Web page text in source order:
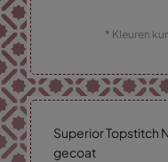
* Kleuren
Superior Topstitch
gecoat